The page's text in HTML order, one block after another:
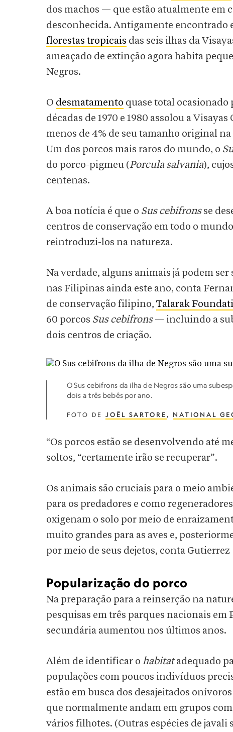
dos machos — que estão atualmente em
desconhecida. Antigamente encontrado
florestas tropicais das seis ilhas da
ameaçado de extinção agora habita
Negros.
O desmatamento quase total ocasionado
décadas de 1970 e 1980 assolou a
menos de 4% de seu tamanho original
Um dos porcos mais raros do mundo, o
do porco-pigmeu (Porcula salvania),
centenas.
A boa notícia é que o Sus cebifronsse
centros de conservação em todo o
reintroduzi-los na natureza.
Na verdade, alguns animais já podem
nas Filipinas ainda este ano, conta
de conservação filipino, Talarak
60 porcos Sus cebifrons— incluindo a
dois centros de criação.
O Sus cebifrons da ilha de Negros são uma
dois a três bebês por ano.
FOTO DE JOËL SARTORE , NATIONAL
“Os porcos estão se desenvolvendo até
soltos, “certamente irão se recuperar”.
Os animais são cruciais para o meio
para os predadores e como
oxigenam o solo por meio de
muito grandes para as aves e,
por meio de seus dejetos, conta Gutierrez
Popularização do porco
Na preparação para a reinserção na
pesquisas em três parques nacionais em
secundária aumentou nos últimos anos.
Além de identificar o habitatadequado
populações com poucos indivíduos
estão em busca dos desajeitados
que normalmente andam em grupos
vários filhotes. (Outras espécies de